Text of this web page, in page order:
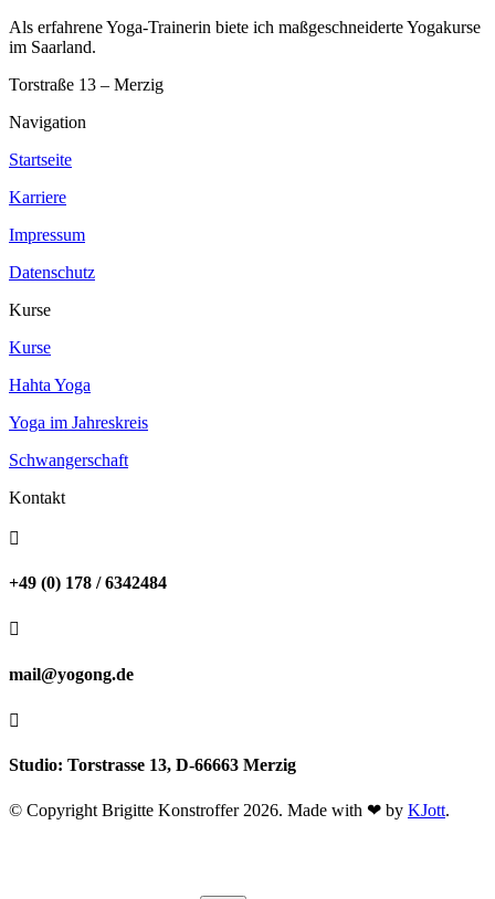
können
auf
Produktseite
gewählt
Als erfahrene Yoga-Trainerin biete ich maßgeschneiderte Yogakurse
im Saarland.
Torstraße 13 – Merzig
Navigation
Startseite
Karriere
Impressum
Datenschutz
Kurse
Kurse
Hahta Yoga
Yoga im Jahreskreis
Schwangerschaft
Kontakt

+49 (0) 178 / 6342484

mail@yogong.de

Studio: Torstrasse 13, D-66663 Merzig
© Copyright Brigitte Konstroffer 2026. Made with ❤ by KJott.